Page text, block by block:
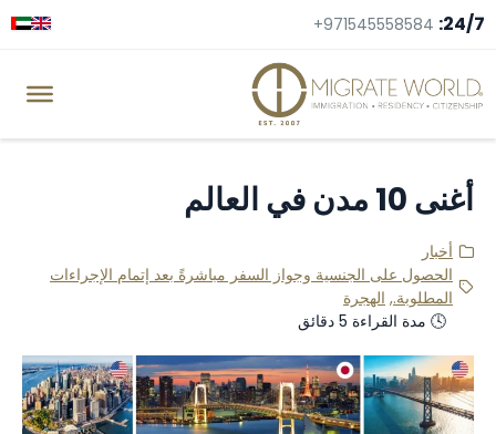
24/7:
+971545558584
أغنى 10 مدن في العالم
أخبار
الحصول على الجنسية وجواز السفر مباشرةً بعد إتمام الإجراءات
المطلوبة., الهجرة
🕓 مدة القراءة 5 دقائق